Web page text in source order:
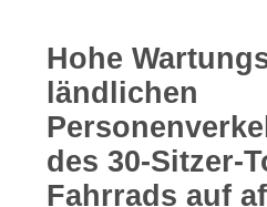
Hohe
ländlichen
des 30-Sitzer-
Fahrrads auf